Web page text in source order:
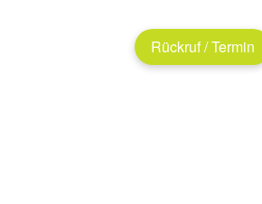
Rückruf / Termin